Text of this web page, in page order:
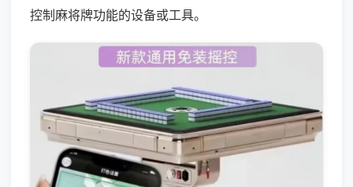
控制麻将牌功能的设备或工具。